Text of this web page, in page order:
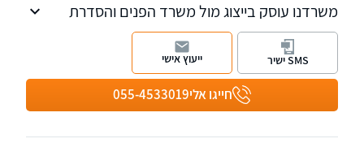
משרדנו עוסק בייצוג מול משרד הפנים והסדרת
מעמד בישראל, דיני עבודה וכן הנפקה והשבה של
רישיונות נשק.
חייגו אלי055-4533019
SMS ישיר ייעוץ אישי